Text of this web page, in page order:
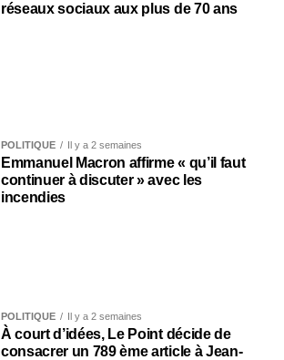
réseaux sociaux aux plus de 70 ans
POLITIQUE Il y a 2 semaines
Emmanuel Macron affirme « qu’il faut
continuer à discuter » avec les
incendies
POLITIQUE Il y a 2 semaines
À court d’idées, Le Point décide de
consacrer un 789 ème article à Jean-